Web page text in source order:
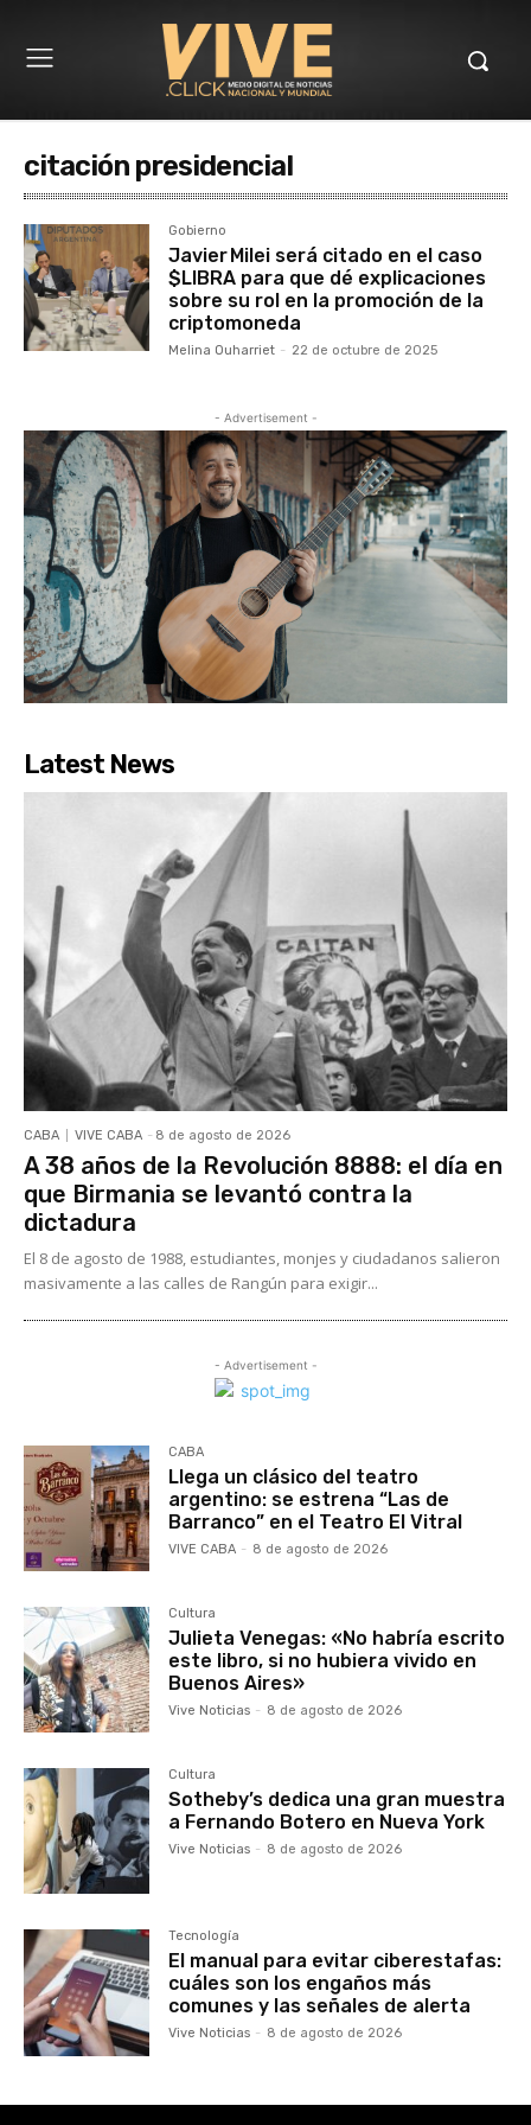
citación presidencial
Gobierno
Javier Milei será citado en el caso
$LIBRA para que dé explicaciones
sobre su rol en la promoción de la
criptomoneda
Melina Ouharriet - 22 de octubre de 2025
- Advertisement -
Latest News
CABA VIVE CABA - 8 de agosto de 2026
A 38 años de la Revolución 8888: el día en
que Birmania se levantó contra la
dictadura
El 8 de agosto de 1988, estudiantes, monjes y ciudadanos salieron
masivamente a las calles de Rangún para exigir...
- Advertisement -
CABA
Llega un clásico del teatro
argentino: se estrena “Las de
Barranco” en el Teatro El Vitral
VIVE CABA - 8 de agosto de 2026
Cultura
Julieta Venegas: «No habría escrito
este libro, si no hubiera vivido en
Buenos Aires»
Vive Noticias - 8 de agosto de 2026
Cultura
Sotheby’s dedica una gran muestra
a Fernando Botero en Nueva York
Vive Noticias - 8 de agosto de 2026
Tecnología
El manual para evitar ciberestafas:
cuáles son los engaños más
comunes y las señales de alerta
Vive Noticias - 8 de agosto de 2026